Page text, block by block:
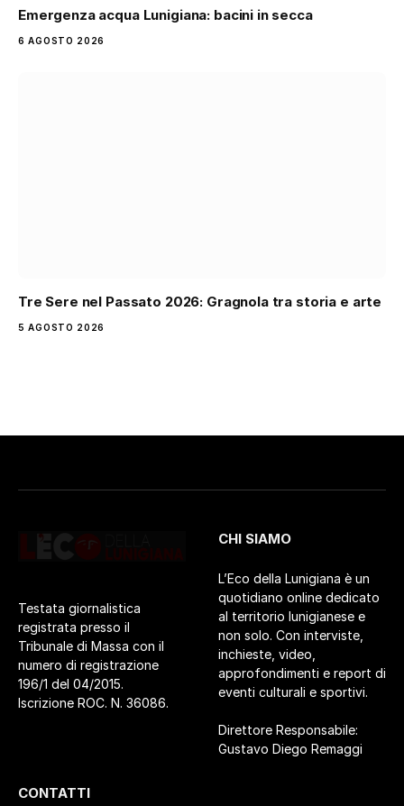
Emergenza acqua Lunigiana: bacini in secca
6 AGOSTO 2026
Tre Sere nel Passato 2026: Gragnola tra storia e arte
5 AGOSTO 2026
Testata giornalistica
registrata presso il
Tribunale di Massa con il
numero di registrazione
196/1 del 04/2015.
Iscrizione ROC. N. 36086.
CHI SIAMO
L’Eco della Lunigiana è un
quotidiano online dedicato
al territorio lunigianese e
non solo. Con interviste,
inchieste, video,
approfondimenti e report di
eventi culturali e sportivi.
Direttore Responsabile:
Gustavo Diego Remaggi
CONTATTI